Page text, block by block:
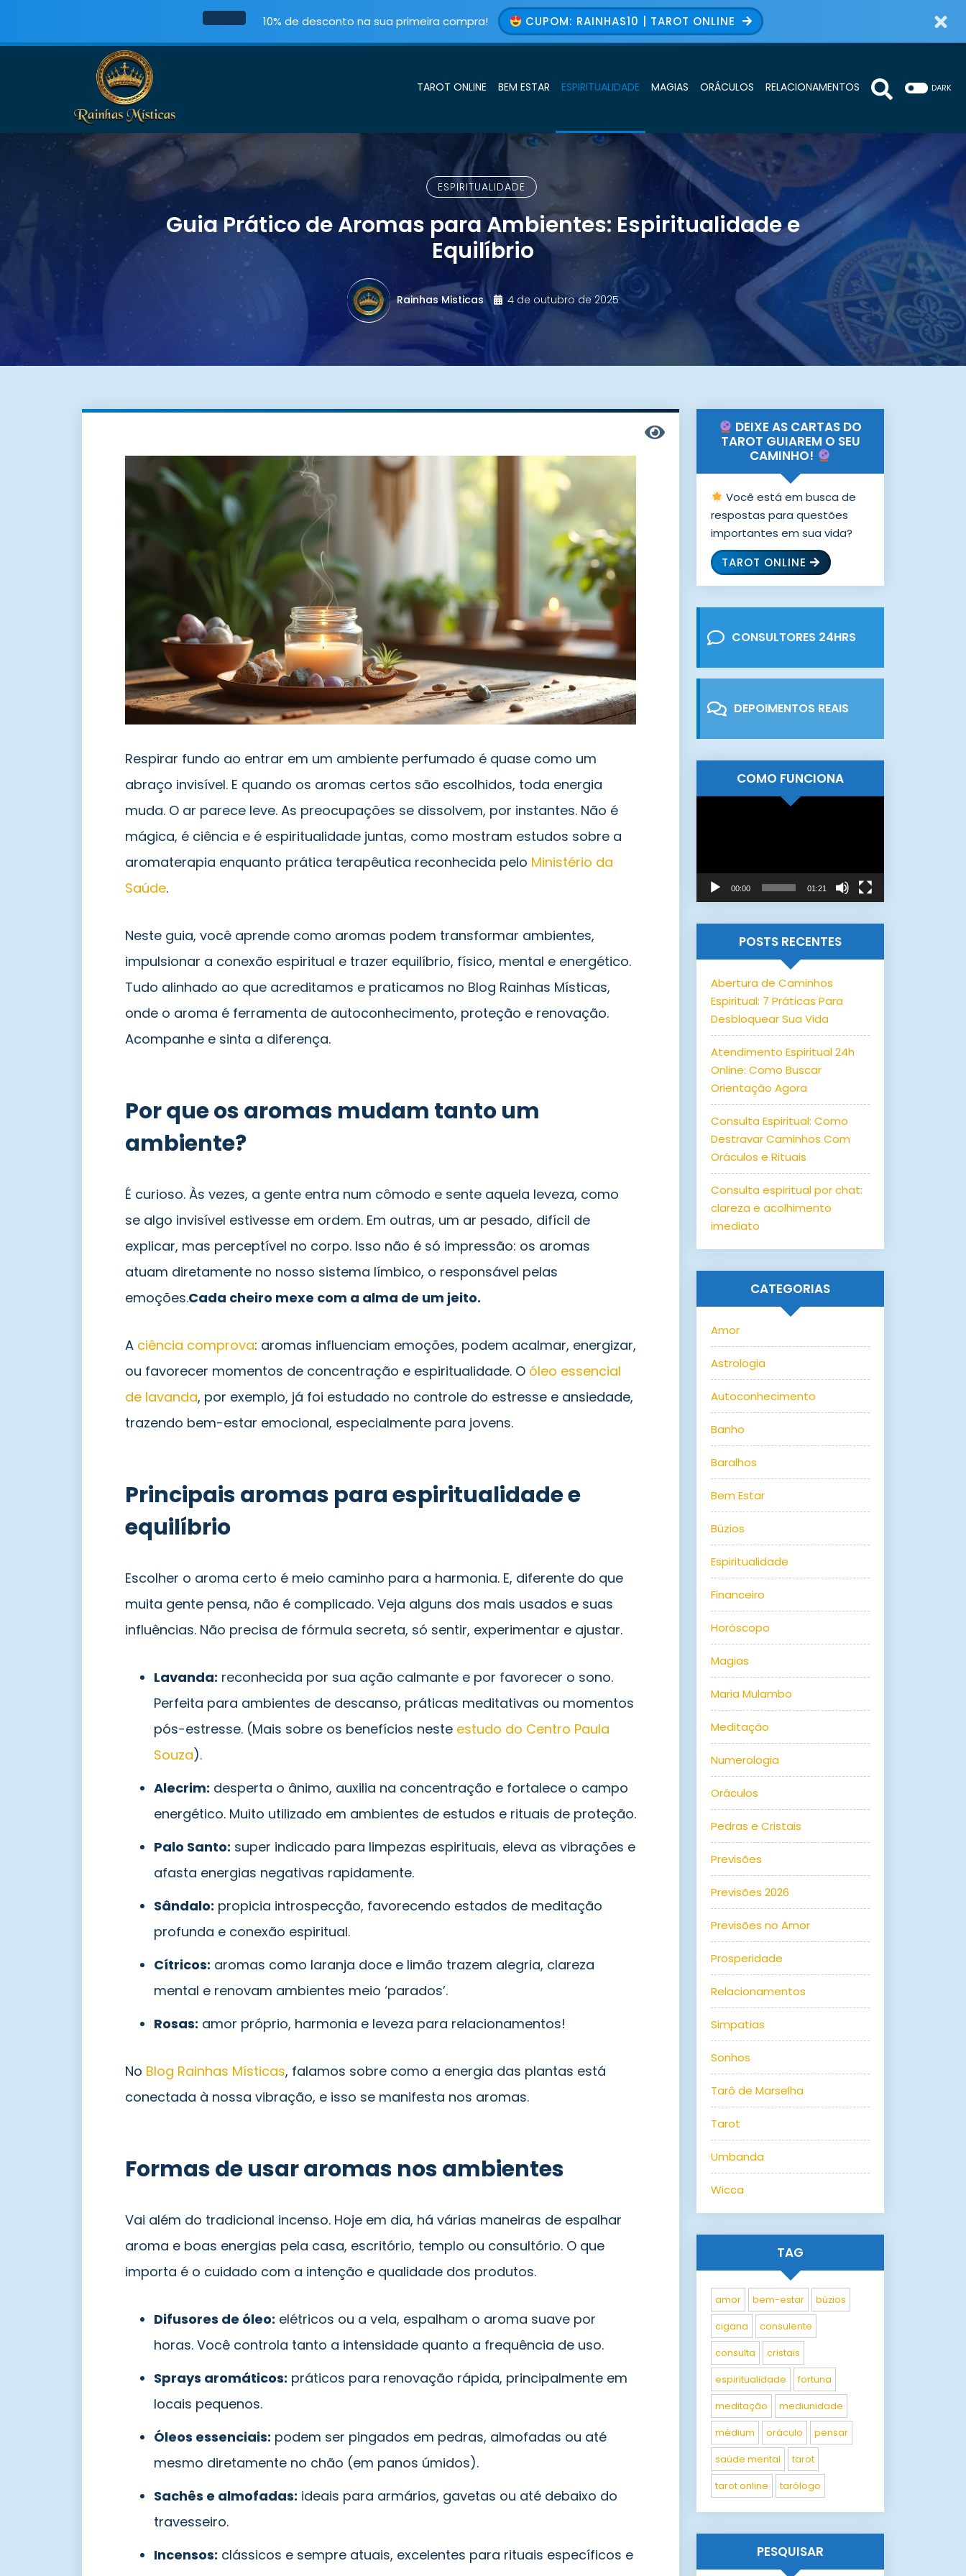
10% de desconto na sua primeira compra! CUPOM: RAINHAS10 | TAROT ONLINE
TAROT ONLINE BEM ESTAR ESPIRITUALIDADE MAGIAS ORÁCULOS RELACIONAMENTOS DARK
ESPIRITUALIDADE
Guia Prático de Aromas para Ambientes: Espiritualidade e
Equilíbrio
Rainhas Misticas 4 de outubro de 2025
Respirar fundo ao entrar em um ambiente perfumado é quase como um
abraço invisível. E quando os aromas certos são escolhidos, toda energia
muda. O ar parece leve. As preocupações se dissolvem, por instantes. Não é
mágica, é ciência e é espiritualidade juntas, como mostram estudos sobre a
aromaterapia enquanto prática terapêutica reconhecida pelo Ministério da
Saúde.
Neste guia, você aprende como aromas podem transformar ambientes,
impulsionar a conexão espiritual e trazer equilíbrio, físico, mental e energético.
Tudo alinhado ao que acreditamos e praticamos no Blog Rainhas Místicas,
onde o aroma é ferramenta de autoconhecimento, proteção e renovação.
Acompanhe e sinta a diferença.
Por que os aromas mudam tanto um
ambiente?
É curioso. Às vezes, a gente entra num cômodo e sente aquela leveza, como
se algo invisível estivesse em ordem. Em outras, um ar pesado, difícil de
explicar, mas perceptível no corpo. Isso não é só impressão: os aromas
atuam diretamente no nosso sistema límbico, o responsável pelas
emoções.Cada cheiro mexe com a alma de um jeito.
A ciência comprova: aromas influenciam emoções, podem acalmar, energizar,
ou favorecer momentos de concentração e espiritualidade. O óleo essencial
de lavanda, por exemplo, já foi estudado no controle do estresse e ansiedade,
trazendo bem-estar emocional, especialmente para jovens.
Principais aromas para espiritualidade e
equilíbrio
Escolher o aroma certo é meio caminho para a harmonia. E, diferente do que
muita gente pensa, não é complicado. Veja alguns dos mais usados e suas
influências. Não precisa de fórmula secreta, só sentir, experimentar e ajustar.
Lavanda: reconhecida por sua ação calmante e por favorecer o sono.
Perfeita para ambientes de descanso, práticas meditativas ou momentos
pós-estresse. (Mais sobre os benefícios neste estudo do Centro Paula
Souza).
Alecrim: desperta o ânimo, auxilia na concentração e fortalece o campo
energético. Muito utilizado em ambientes de estudos e rituais de proteção.
Palo Santo: super indicado para limpezas espirituais, eleva as vibrações e
afasta energias negativas rapidamente.
Sândalo: propicia introspecção, favorecendo estados de meditação
profunda e conexão espiritual.
Cítricos: aromas como laranja doce e limão trazem alegria, clareza
mental e renovam ambientes meio ‘parados’.
Rosas: amor próprio, harmonia e leveza para relacionamentos!
No Blog Rainhas Místicas, falamos sobre como a energia das plantas está
conectada à nossa vibração, e isso se manifesta nos aromas.
Formas de usar aromas nos ambientes
Vai além do tradicional incenso. Hoje em dia, há várias maneiras de espalhar
aroma e boas energias pela casa, escritório, templo ou consultório. O que
importa é o cuidado com a intenção e qualidade dos produtos.
Difusores de óleo: elétricos ou a vela, espalham o aroma suave por
horas. Você controla tanto a intensidade quanto a frequência de uso.
Sprays aromáticos: práticos para renovação rápida, principalmente em
locais pequenos.
Óleos essenciais: podem ser pingados em pedras, almofadas ou até
mesmo diretamente no chão (em panos úmidos).
Sachês e almofadas: ideais para armários, gavetas ou até debaixo do
travesseiro.
Incensos: clássicos e sempre atuais, excelentes para rituais específicos e
DEIXE AS CARTAS DO
TAROT GUIAREM O SEU
CAMINHO!
Você está em busca de
respostas para questões
importantes em sua vida?
TAROT ONLINE
CONSULTORES 24HRS
DEPOIMENTOS REAIS
COMO FUNCIONA
00:00 01:21
POSTS RECENTES
Abertura de Caminhos
Espiritual: 7 Práticas Para
Desbloquear Sua Vida
Atendimento Espiritual 24h
Online: Como Buscar
Orientação Agora
Consulta Espiritual: Como
Destravar Caminhos Com
Oráculos e Rituais
Consulta espiritual por chat:
clareza e acolhimento
imediato
CATEGORIAS
Amor
Astrologia
Autoconhecimento
Banho
Baralhos
Bem Estar
Búzios
Espiritualidade
Financeiro
Horóscopo
Magias
Maria Mulambo
Meditação
Numerologia
Oráculos
Pedras e Cristais
Previsões
Previsões 2026
Previsões no Amor
Prosperidade
Relacionamentos
Simpatias
Sonhos
Tarô de Marselha
Tarot
Umbanda
Wicca
TAG
amor bem-estar búzios
cigana consulente
consulta cristais
espiritualidade fortuna
meditação mediunidade
médium oráculo pensar
saúde mental tarot
tarot online tarólogo
PESQUISAR